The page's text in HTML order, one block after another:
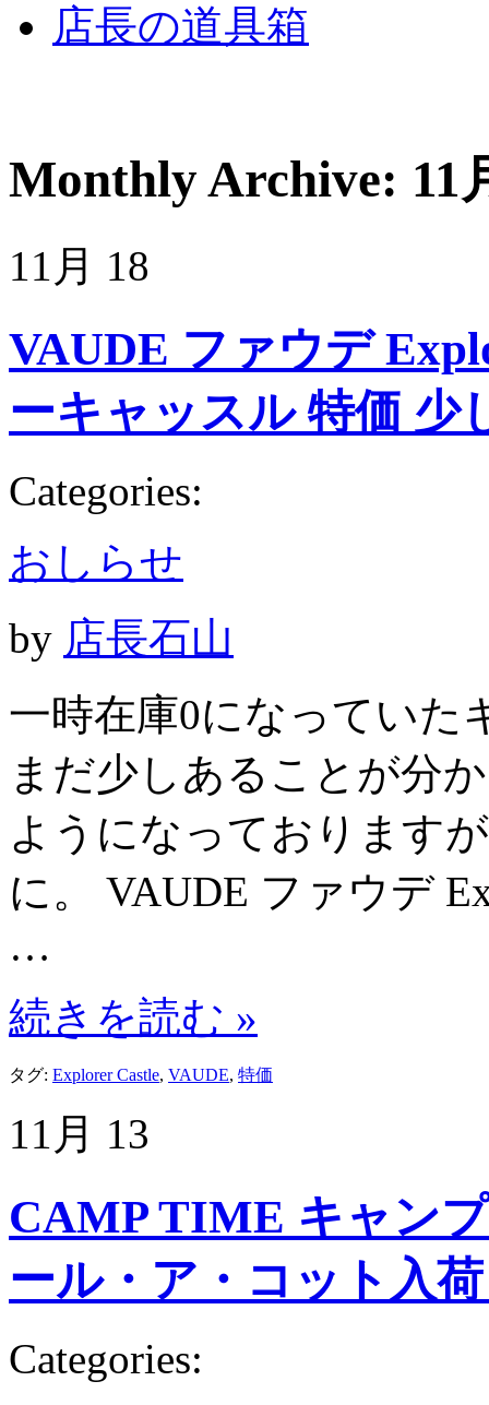
店長の道具箱
Monthly Archive: 11
11月 18
VAUDE ファウデ
ーキャッスル 特価 少
Categories:
おしらせ
by 店長石山
一時在庫0になっていた
まだ少しあることが分
ようになっております
に。 VAUDE ファウデ
…
続きを読む »
タグ: Explorer Castle, VAUDE, 特価
11月 13
CAMP TIME キャン
ール・ア・コット入
Categories: